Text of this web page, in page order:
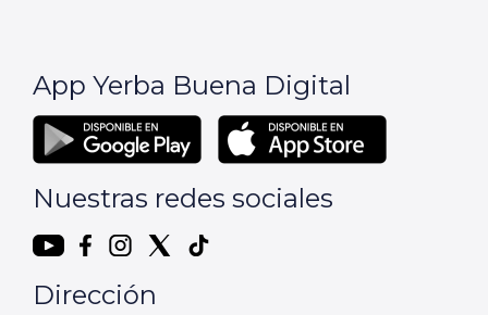
App Yerba Buena Digital
Nuestras redes sociales
Dirección